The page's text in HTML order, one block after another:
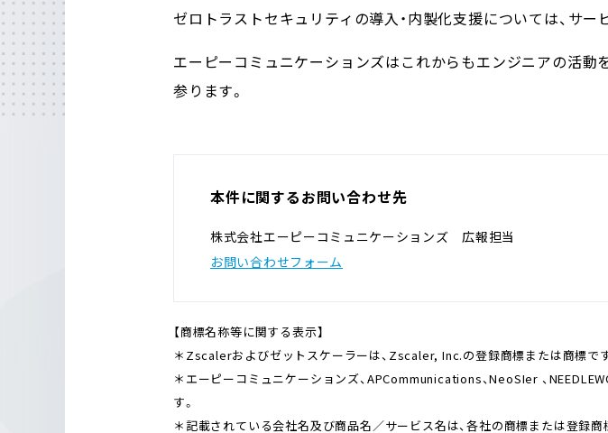
ゼロトラストセキュリティの導入・内製化支援については、サ
エーピーコミュニケーションズはこれからもエンジニアの活動
参ります。
本件に関するお問い合わせ先
株式会社エーピーコミュニケーションズ 広報担当
お問い合わせフォーム
【商標名称等に関する表示】
＊Zscalerおよびゼットスケーラーは、Zscaler, Inc.の登録商標または商標です
＊エーピーコミュニケーションズ、APCommunications、NeoSIer 、
す。
＊記載されている会社名及び商品名／サービス名は、各社の商標または登録商